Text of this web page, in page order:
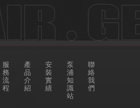
服
務
流
程
產
品
介
紹
安
裝
實
績
泵
浦
知
識
站
聯
絡
我
們